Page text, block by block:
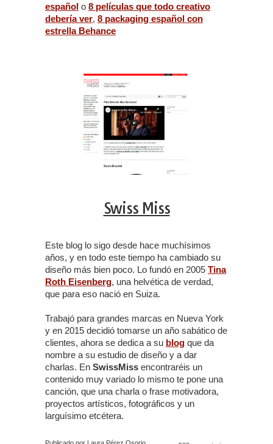
español o 8 películas que todo creativo
debería ver, 8 packaging español con
estrella Behance
Swiss Miss
Este blog lo sigo desde hace muchísimos
años, y en todo este tiempo ha cambiado su
diseño más bien poco. Lo fundó en 2005 Tina
Roth Eisenberg, una helvética de verdad,
que para eso nació en Suiza.
Trabajó para grandes marcas en Nueva York
y en 2015 decidió tomarse un año sabático de
clientes, ahora se dedica a su blog que da
nombre a su estudio de diseño y a dar
charlas. En SwissMiss encontraréis un
contenido muy variado lo mismo te pone una
canción, que una charla o frase motivadora,
proyectos artísticos, fotográficos y un
larguísimo etcétera.